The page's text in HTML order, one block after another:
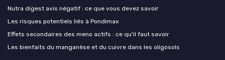
Nutra digest avis négatif : ce que vous devez savoir
Les risques potentiels liés à Pondimax
Effets secondaires des meno actifs : ce qu'il faut savoir
Les bienfaits du manganèse et du cuivre dans les oligosols